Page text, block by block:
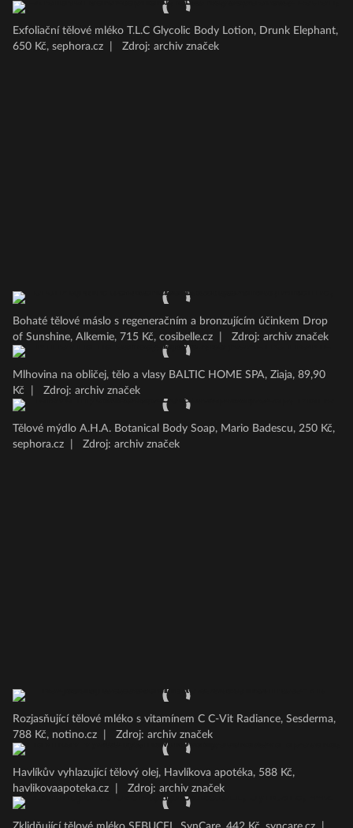
Exfoliační tělové mléko T.L.C Glycolic Body Lotion, Drunk Elephant,
650 Kč, sephora.cz
Zdroj: archiv značek
Bohaté tělové máslo s regeneračním a bronzujícím účinkem Drop
of Sunshine, Alkemie, 715 Kč, cosibelle.cz
Zdroj: archiv značek
Mlhovina na obličej, tělo a vlasy BALTIC HOME SPA, Ziaja, 89,90
Kč
Zdroj: archiv značek
Tělové mýdlo A.H.A. Botanical Body Soap, Mario Badescu, 250 Kč,
sephora.cz
Zdroj: archiv značek
Rozjasňující tělové mléko s vitamínem C C-Vit Radiance, Sesderma,
788 Kč, notino.cz
Zdroj: archiv značek
Havlíkův vyhlazující tělový olej, Havlíkova apotéka, 588 Kč,
havlikovaapoteka.cz
Zdroj: archiv značek